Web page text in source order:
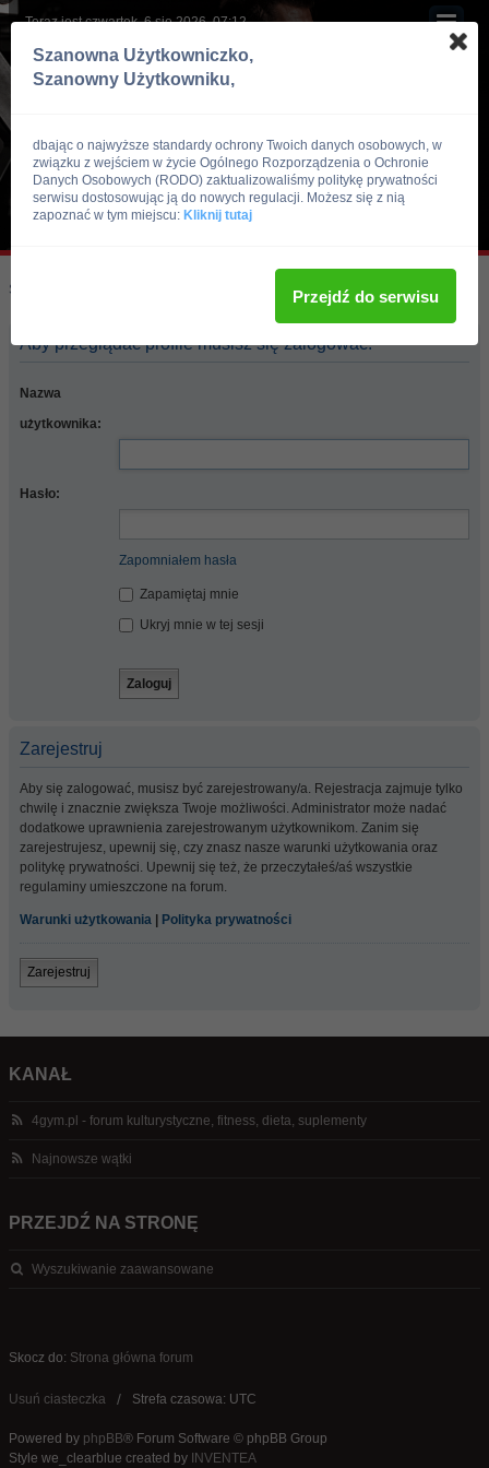
Teraz jest czwartek, 6 sie 2026, 07:12
Skocz do:
Aby przeglądać profile musisz się zalogować.
Nazwa
użytkownika:
Hasło:
Zapomniałem hasła
Zapamiętaj mnie
Ukryj mnie w tej sesji
Zarejestruj
Aby się zalogować, musisz być zarejestrowany/a. Rejestracja zajmuje tylko
chwilę i znacznie zwiększa Twoje możliwości. Administrator może nadać
dodatkowe uprawnienia zarejestrowanym użytkownikom. Zanim się
zarejestrujesz, upewnij się, czy znasz nasze warunki użytkowania oraz
politykę prywatności. Upewnij się też, że przeczytałeś/aś wszystkie
regulaminy umieszczone na forum.
Warunki użytkowania Polityka prywatności
Zarejestruj
KANAŁ
4gym.pl - forum kulturystyczne, fitness, dieta, suplementy
Najnowsze wątki
PRZEJDŹ NA STRONĘ
Wyszukiwanie zaawansowane
Skocz do: Strona główna forum
Usuń ciasteczka Strefa czasowa: UTC
Powered by phpBB® Forum Software © phpBB Group
Style we_clearblue created by INVENTEA
Szanowna Użytkowniczko,
Szanowny Użytkowniku,
dbając o najwyższe standardy ochrony Twoich danych osobowych, w
związku z wejściem w życie Ogólnego Rozporządzenia o Ochronie
Danych Osobowych (RODO) zaktualizowaliśmy politykę prywatności
serwisu dostosowując ją do nowych regulacji. Możesz się z nią
zapoznać w tym miejscu: Kliknij tutaj
Przejdź do serwisu